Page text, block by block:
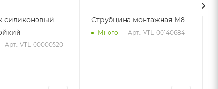
силиконовый
Арт.: VTL-00000520
Струбцина монтажная М8
Много Арт.: VTL-00140684